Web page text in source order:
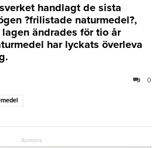
handlagt de sista
?frilistade naturmedel?,
ändrades för tio år
har lyckats överleva
0
Annons